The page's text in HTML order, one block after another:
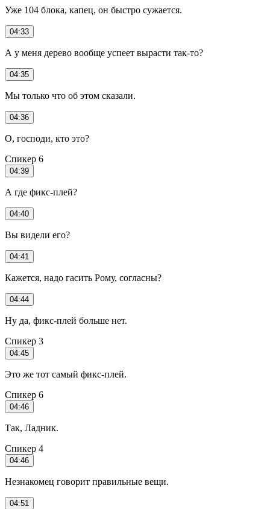
Уже 104 блока, капец, он быстро сужается.
04:33
А у меня дерево вообще успеет вырасти так-то?
04:35
Мы только что об этом сказали.
04:36
О, господи, кто это?
Спикер 6
04:39
А где фикс-плей?
04:40
Вы видели его?
04:41
Кажется, надо гасить Рому, согласны?
04:44
Ну да, фикс-плей больше нет.
Спикер 3
04:45
Это же тот самый фикс-плей.
Спикер 6
04:46
Так, Ладник.
Спикер 4
04:46
Незнакомец говорит правильные вещи.
04:51